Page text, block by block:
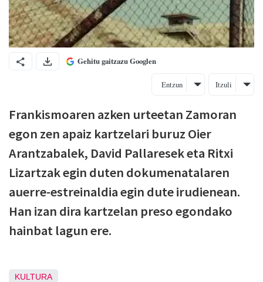
Gehitu gaitzazu Googlen
Entzun Itzuli
Frankismoaren azken urteetan Zamoran
egon zen apaiz kartzelari buruz Oier
Arantzabalek, David Pallaresek eta Ritxi
Lizartzak egin duten dokumenatalaren
auerre-estreinaldia egin dute irudienean.
Han izan dira kartzelan preso egondako
hainbat lagun ere.
KULTURA